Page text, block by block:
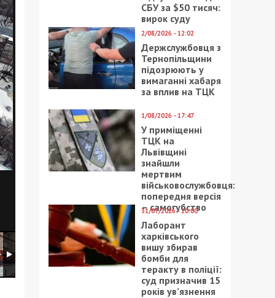
СБУ за $50 тисяч:
вирок суду
2/08/2026 - 12:02
Держслужбовця з
Тернопільщини
підозрюють у
вимаганні хабаря
за вплив на ТЦК
1/08/2026 - 17:47
У приміщенні
ТЦК на
Львівщині
знайшли
мертвим
військовослужбовця:
попередня версія
– самогубство
31/07/2026 - 20:00
Лаборант
харківського
вишу збирав
бомби для
теракту в поліції:
суд призначив 15
років ув’язнення